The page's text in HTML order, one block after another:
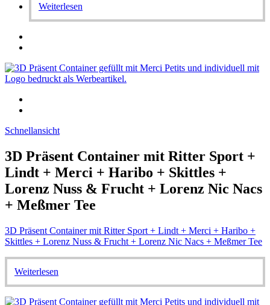
Weiterlesen
Schnellansicht
3D Präsent Container mit Ritter Sport +
Lindt + Merci + Haribo + Skittles +
Lorenz Nuss & Frucht + Lorenz Nic Nacs
+ Meßmer Tee
3D Präsent Container mit Ritter Sport + Lindt + Merci + Haribo +
Skittles + Lorenz Nuss & Frucht + Lorenz Nic Nacs + Meßmer Tee
Weiterlesen